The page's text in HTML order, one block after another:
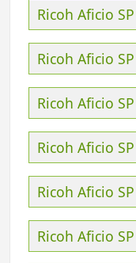
Ricoh Aficio
Ricoh Aficio
Ricoh Aficio
Ricoh Aficio
Ricoh Aficio
Ricoh Aficio